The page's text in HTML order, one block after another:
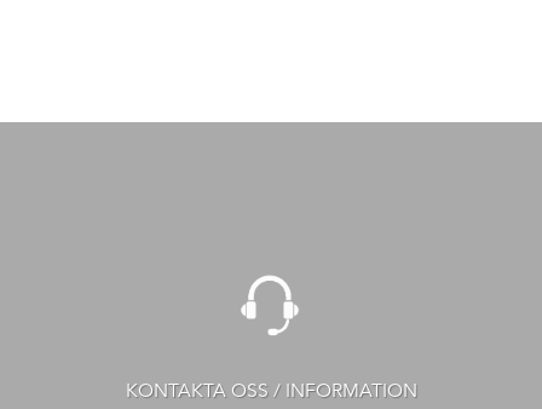
KONTAKTA OSS / INFORMATION